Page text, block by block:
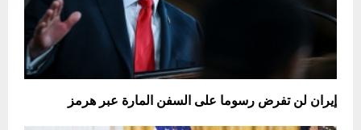
إيران لن تفرض رسوما على السفن المارة عبر هرمز